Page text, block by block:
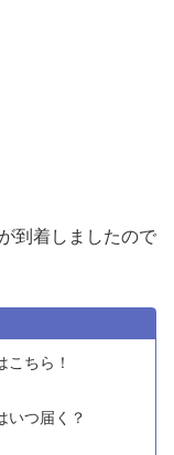
到着しましたので
ちら！
いつ届く？